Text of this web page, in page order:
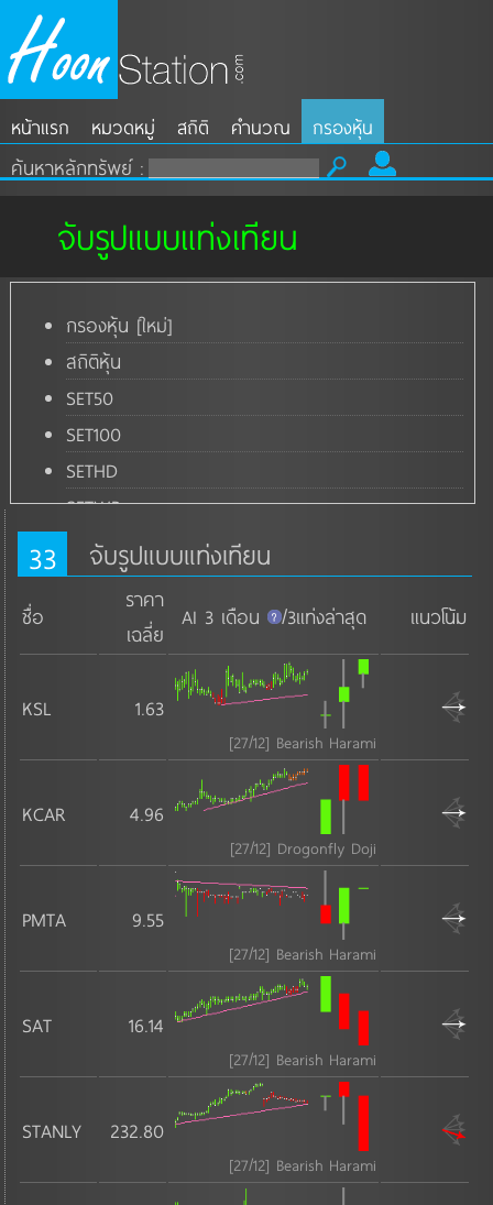
หน้าแรก หมวดหมู่ สถิติ คำนวณ กรองหุ้น
ค้นหาหลักทรัพย์ :
จับรูปแบบแท่งเทียน
กรองหุ้น [ใหม่]
สถิติหุ้น
SET50
SET100
SETHD
SETWB
sSET
SETCLMV
SETTHSI
อันดับ RSI
อันดับ เงินปันผล
อันดับ P/E
อันดับ P/BV
Heikin Ashi เขียวแท่งแรก
Heikin Ashi แดงแท่งแรก
จับรูปแบบแท่งเทียน
MAI
MAI
33 จับรูปแบบแท่งเทียน
ชื่อ
ราคา
เฉลี่ย
AI 3 เดือน /3แท่งล่าสุด แนวโน้ม
KSL 1.63
[27/12] Bearish Harami
KCAR 4.96
[27/12] Drogonfly Doji
PMTA 9.55
[27/12] Bearish Harami
SAT 16.14
[27/12] Bearish Harami
STANLY 232.80
[27/12] Bearish Harami